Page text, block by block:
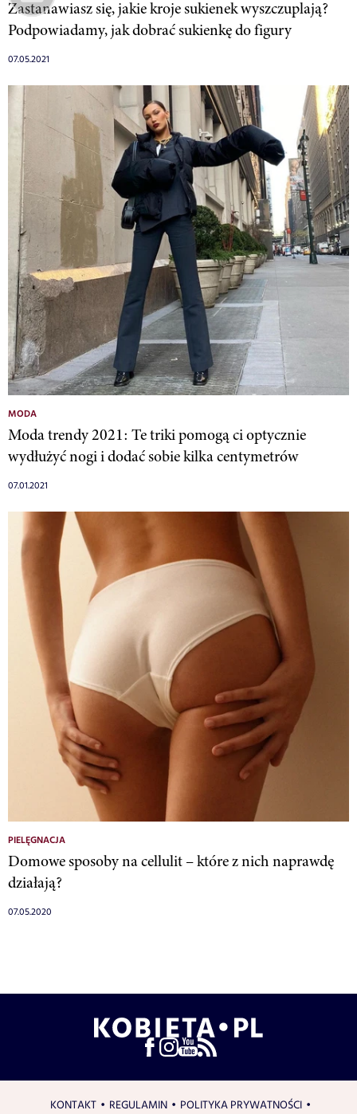
Zastanawiasz się, jakie kroje sukienek wyszczuplają?
Podpowiadamy, jak dobrać sukienkę do figury
07.05.2021
MODA
Moda trendy 2021: Te triki pomogą ci optycznie
wydłużyć nogi i dodać sobie kilka centymetrów
07.01.2021
PIELĘGNACJA
Domowe sposoby na cellulit – które z nich naprawdę
działają?
07.05.2020
KONTAKT REGULAMIN
POLITYKA PRYWATNOŚCI